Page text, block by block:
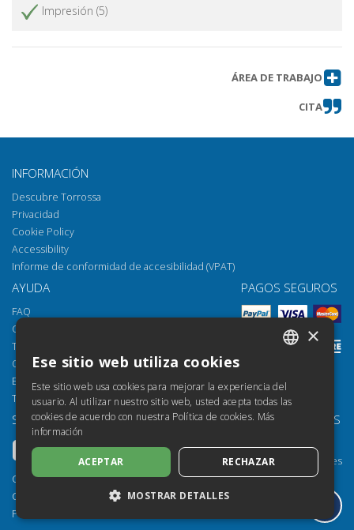
Impresión (5)
ÁREA DE TRABAJO
CITA
INFORMACIÓN
Descubre Torrossa
Privacidad
Cookie Policy
Accessibility
Informe de conformidad de accesibilidad (VPAT)
AYUDA
FAQ
Cómo abrir los archivos
Torrossa Reader
Opciones de acceso
Email: helpdesk@torrossa.com
Tel:
+39 055 5018800
PAGOS SEGUROS
SÍGUENOS
Copyright 2000-2026
Casalini Libri
P.IVA IT03106600483
NUESTROS RECURSOS
Torrossa para Instituciones
Torrossa Open
Library Services
ENGLISH
GERMAN
×
Ese sitio web utiliza cookies
Este sitio web usa cookies para mejorar la experiencia del
usuario. Al utilizar nuestro sitio web, usted acepta todas las
cookies de acuerdo con nuestra Política de cookies. Más
información
ACEPTAR RECHAZAR
MOSTRAR DETALLES